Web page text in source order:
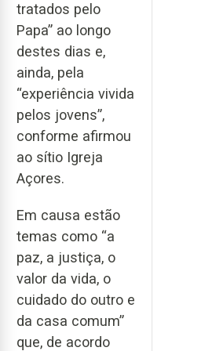
tratados pelo
Papa” ao longo
destes dias e,
ainda, pela
“experiência vivida
pelos jovens”,
conforme afirmou
ao sítio Igreja
Açores.
Em causa estão
temas como “a
paz, a justiça, o
valor da vida, o
cuidado do outro e
da casa comum”
que, de acordo